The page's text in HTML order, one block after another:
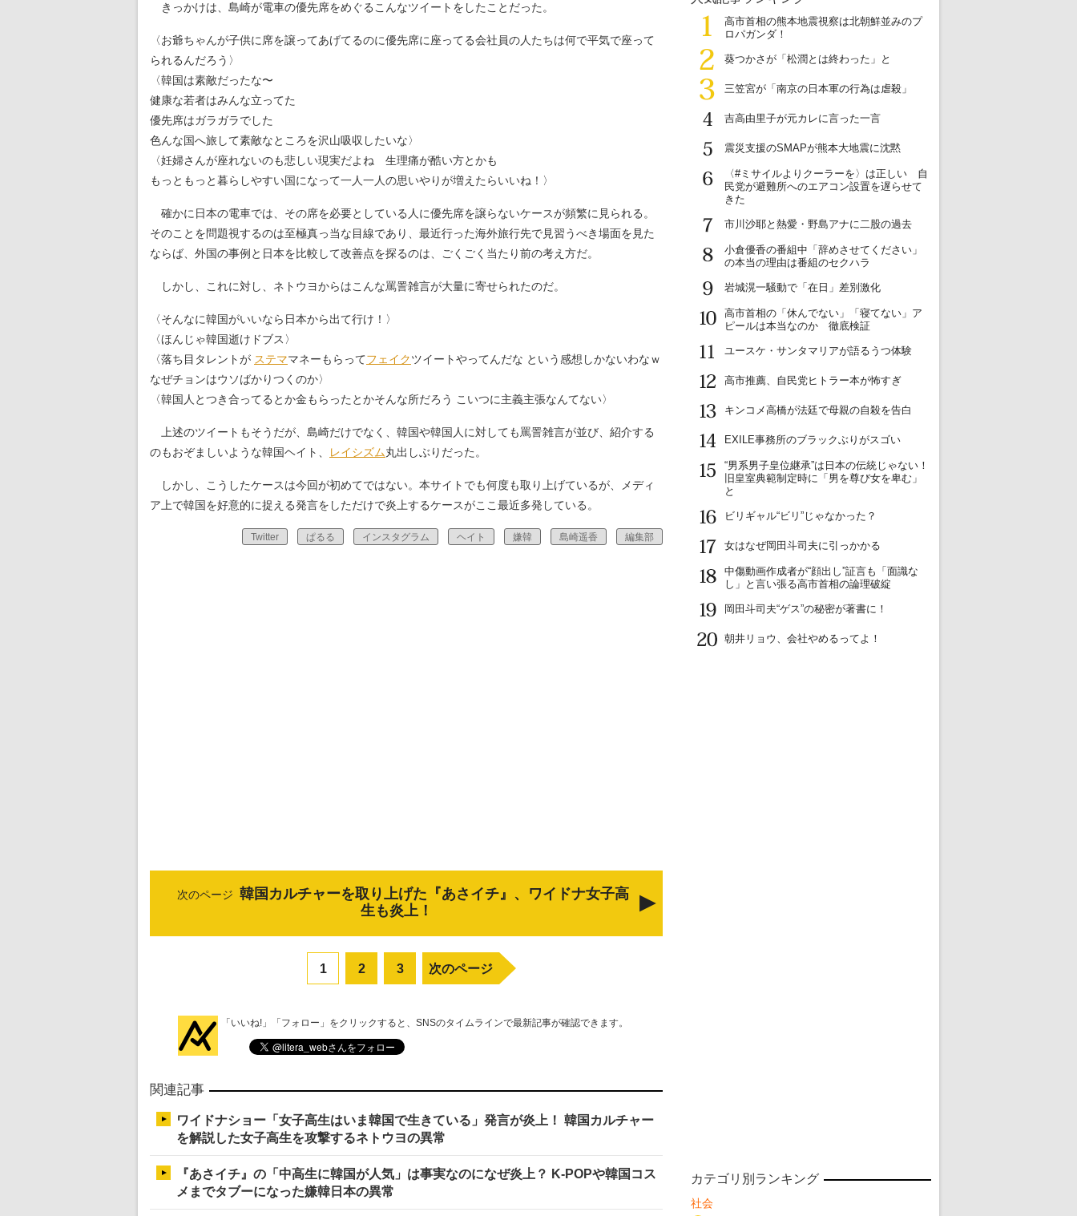
きっかけは、島崎が電車の優先席をめぐるこんなツイートをしたことだった。
〈お爺ちゃんが子供に席を譲ってあげてるのに優先席に座ってる会社員の人たちは何で平気で座って
られるんだろう〉
〈韓国は素敵だったな〜
健康な若者はみんな立ってた
優先席はガラガラでした
色んな国へ旅して素敵なところを沢山吸収したいな〉
〈妊婦さんが座れないのも悲しい現実だよね 生理痛が酷い方とかも
もっともっと暮らしやすい国になって一人一人の思いやりが増えたらいいね！〉
確かに日本の電車では、その席を必要としている人に優先席を譲らないケースが頻繁に見られる。
そのことを問題視するのは至極真っ当な目線であり、最近行った海外旅行先で見習うべき場面を見た
ならば、外国の事例と日本を比較して改善点を探るのは、ごくごく当たり前の考え方だ。
しかし、これに対し、ネトウヨからはこんな罵詈雑言が大量に寄せられたのだ。
〈そんなに韓国がいいなら日本から出て行け！〉
〈ほんじゃ韓国逝けドブス〉
〈落ち目タレントが ステママネーもらってフェイクツイートやってんだな という感想しかないわなｗ
なぜチョンはウソばかりつくのか〉
〈韓国人とつき合ってるとか金もらったとかそんな所だろう こいつに主義主張なんてない〉
上述のツイートもそうだが、島崎だけでなく、韓国や韓国人に対しても罵詈雑言が並び、紹介する
のもおぞましいような韓国ヘイト、
レイシズム丸出しぶりだった。
しかし、こうしたケースは今回が初めてではない。本サイトでも何度も取り上げているが、メディ
ア上で韓国を好意的に捉える発言をしただけで炎上するケースがここ最近多発している。
Twitter ぱるる インスタグラム ヘイト 嫌韓 島崎遥香 編集部
次のページ 韓国カルチャーを取り上げた『あさイチ』、ワイドナ女子高
生も炎上！
1 2 3 次のページ
「いいね!」「フォロー」をクリックすると、SNSのタイムラインで最新記事が確認できます。
関連記事
ワイドナショー「女子高生はいま韓国で生きている」発言が炎上！ 韓国カルチャー
を解説した女子高生を攻撃するネトウヨの異常
『あさイチ』の「中高生に韓国が人気」は事実なのになぜ炎上？ K-POPや韓国コス
メまでタブーになった嫌韓日本の異常
1
高市首相の熊本地震視察は北朝鮮並みのプ
ロパガンダ！
2
葵つかさが「松潤とは終わった」と
3
三笠宮が「南京の日本軍の行為は虐殺」
4
吉高由里子が元カレに言った一言
5
震災支援のSMAPが熊本大地震に沈黙
6
〈#ミサイルよりクーラーを〉は正しい 自
民党が避難所へのエアコン設置を遅らせて
きた
7
市川沙耶と熱愛・野島アナに二股の過去
8
小倉優香の番組中「辞めさせてください」
の本当の理由は番組のセクハラ
9
岩城滉一騒動で「在日」差別激化
10
高市首相の「休んでない」「寝てない」ア
ピールは本当なのか 徹底検証
11
ユースケ・サンタマリアが語るうつ体験
12
高市推薦、自民党ヒトラー本が怖すぎ
13
キンコメ高橋が法廷で母親の自殺を告白
14
EXILE事務所のブラックぶりがスゴい
15
“男系男子皇位継承”は日本の伝統じゃない！
旧皇室典範制定時に「男を尊び女を卑む」
と
16
ビリギャル“ビリ”じゃなかった？
17
女はなぜ岡田斗司夫に引っかかる
18
中傷動画作成者が“顔出し”証言も「面識な
し」と言い張る高市首相の論理破綻
19
岡田斗司夫“ゲス”の秘密が著書に！
20
朝井リョウ、会社やめるってよ！
カテゴリ別ランキング
社会